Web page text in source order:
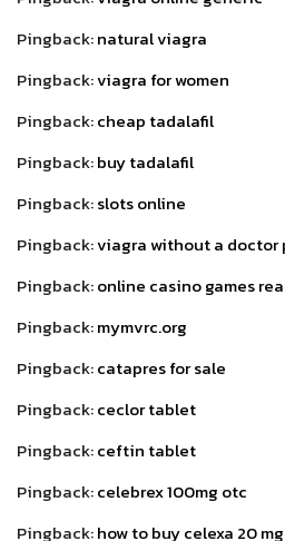
Pingback:natural viagra
Pingback:viagra for women
Pingback:cheap tadalafil
Pingback:buy tadalafil
Pingback:slots online
Pingback:viagra without a doctor
Pingback:online casino games
Pingback:mymvrc.org
Pingback:catapres for sale
Pingback:ceclor tablet
Pingback:ceftin tablet
Pingback:celebrex 100mg otc
Pingback:how to buy celexa 20 mg